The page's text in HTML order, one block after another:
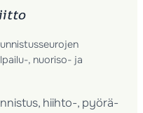
, nuoriso- ja
hiihto-, pyörä-